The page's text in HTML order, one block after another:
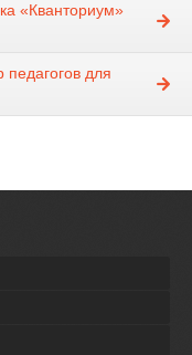
«Кванториум»
для